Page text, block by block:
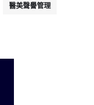
醫美聲譽管理